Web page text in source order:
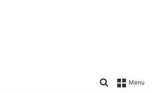
Menu
Search